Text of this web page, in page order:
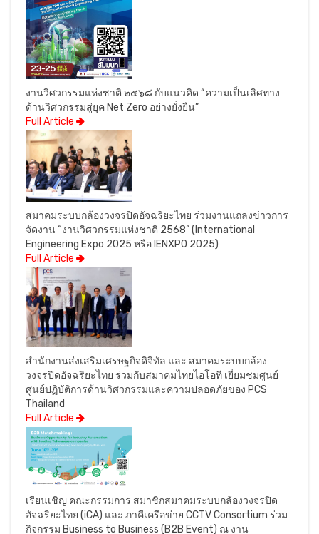
งานวิศวกรรมแห่งชาติ ๒๕๖๘ กับแนวคิด “ความเป็นเลิศทาง
ด้านวิศวกรรมสู่ยุค Net Zero อย่างยั่งยืน”
Full Article
สมาคมระบบกล้องวงจรปิดอัจฉริยะไทย ร่วมงานแถลงข่าวการ
จัดงาน “งานวิศวกรรมแห่งชาติ 2568” (International
Engineering Expo 2025 หรือ IENXPO 2025)
Full Article
สำนักงานส่งเสริมเศรษฐกิจดิจิทัล และ สมาคมระบบกล้อง
วงจรปิดอัจฉริยะไทย ร่วมกับสมาคมไทยไอโอที เยี่ยมชมศูนย์
ศูนย์ปฏิบัติการด้านวิศวกรรมและความปลอดภัยของ PCS
Thailand
Full Article
เรียนเชิญ คณะกรรมการ สมาชิกสมาคมระบบกล้องวงจรปิด
อัจฉริยะไทย (iCA) และ ภาคีเครือข่าย CCTV Consortium ร่วม
กิจกรรม Business to Business (B2B Event) ณ งาน